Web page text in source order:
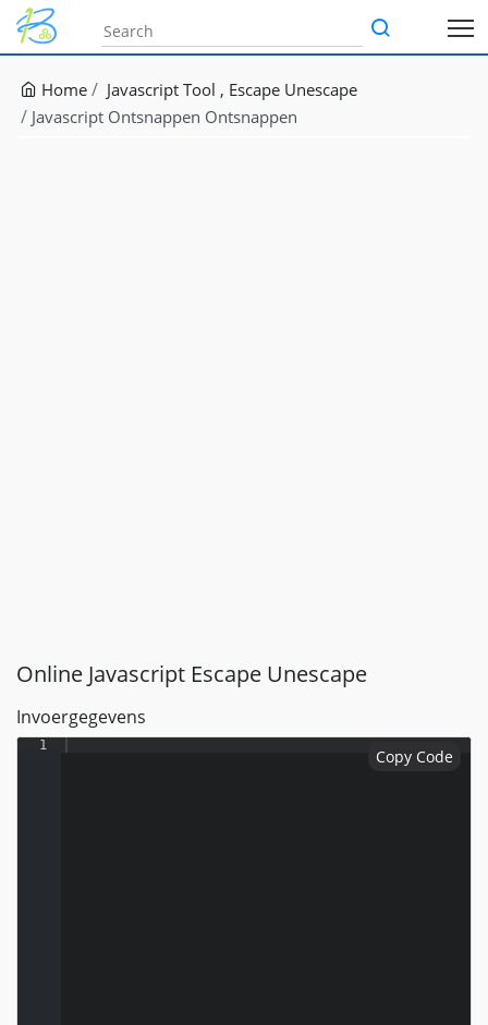
Home Javascript Tool
Escape Unescape
Javascript Ontsnappen Ontsnappen
Online Javascript Escape Unescape
Invoergegevens
Copy Code
1